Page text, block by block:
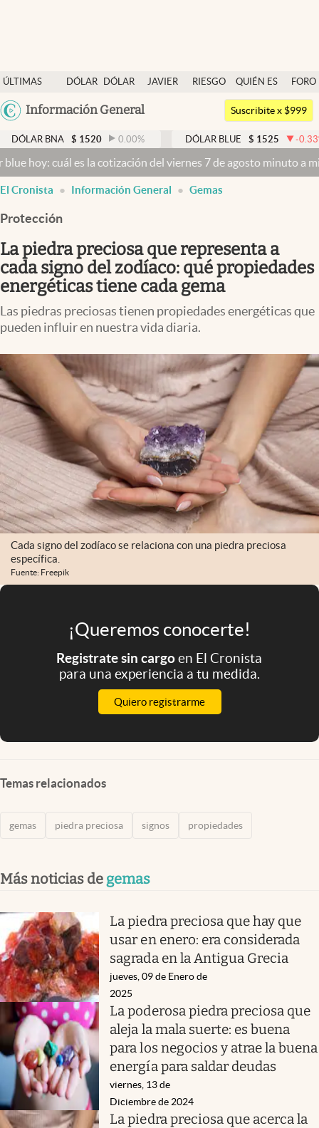
ÚLTIMAS
NOTICIAS
DÓLAR
DÓLAR
JAVIER
RIESGO
QUIÉN ES
QUIÉN
FORO
Argentina
México
Información General
Dólar
Members
Economía y Política
Finanzas y Mercados
Mercados Online
Negocios
Columnistas
Otras secciones
Apertura
Infotechnology
Clase
Clima
Mundial 2026
Eventos Corporativos
El Cronista Studio
Mediakit
abre en nueva pestaña
Argentina
Suscribite x $999
$ 1520 0.00% DÓLAR BLUE $ 1525 -0.33%
es la cotización del viernes 7 de agosto minuto a minutoDólar
El Cronista Información General Gemas
Protección
La piedra preciosa que representa a
cada signo del zodíaco: qué propiedades
energéticas tiene cada gema
Las piedras preciosas tienen propiedades energéticas que
pueden influir en nuestra vida diaria.
Cada signo del zodíaco se relaciona con una piedra preciosa
específica.
Fuente: Freepik
¡Queremos conocerte!
Registrate sin cargoen El Cronista
para una experiencia a tu medida.
Quiero registrarme
Temas relacionados
gemas piedra preciosa signos propiedades
Más noticias de gemas
La piedra preciosa que hay que
usar en enero: era considerada
sagrada en la Antigua Grecia
jueves, 09 de Enero de
2025
La poderosa piedra preciosa que
aleja la mala suerte: es buena
para los negocios y atrae la buena
energía para saldar deudas
viernes, 13 de
Diciembre de 2024
La piedra preciosa que acerca la